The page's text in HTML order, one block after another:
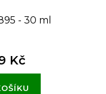
- 30 ml
Kč